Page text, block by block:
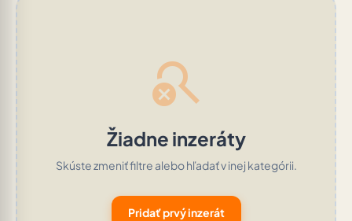
search_off
Žiadne inzeráty
Skúste zmeniť filtre alebo hľadať v inej kategórii.
Pridať prvý inzerát